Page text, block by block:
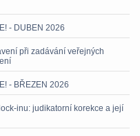
- DUBEN 2026
při zadávání veřejných
- BŘEZEN 2026
inu: judikatorní korekce a její